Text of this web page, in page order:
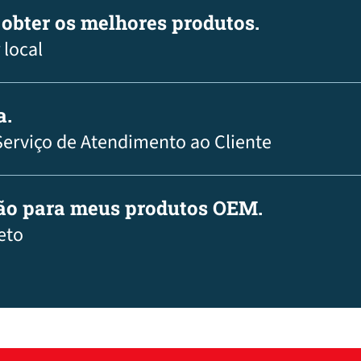
os melhores produtos.
de Atendimento ao Cliente
para meus produtos OEM.